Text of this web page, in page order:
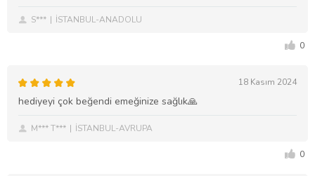
S*** İSTANBUL-ANADOLU
0
18 Kasım 2024
hediyeyi çok beğendi emeğinize sağlık🙏
M*** T*** İSTANBUL-AVRUPA
0